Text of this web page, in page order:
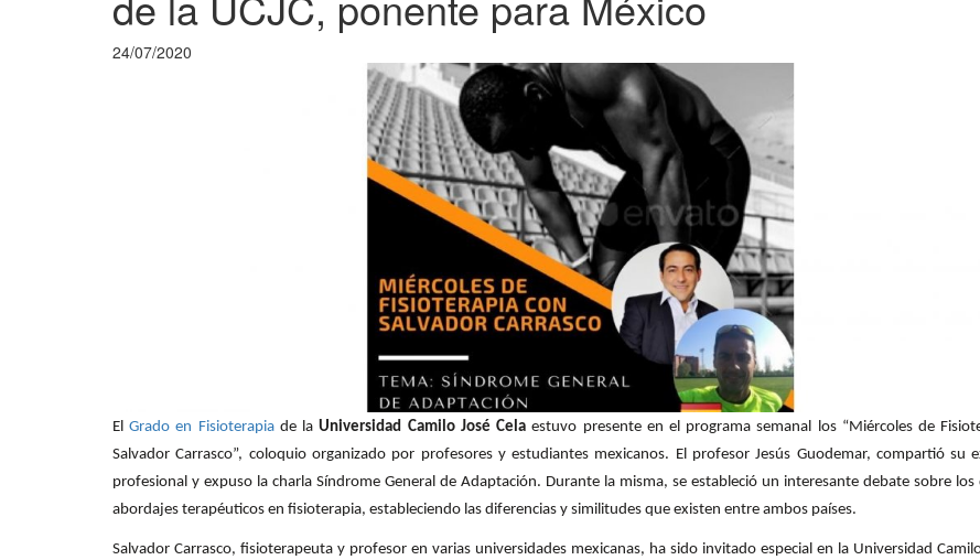
24/07/2020
ElGrado en Fisioterapiade laUniversidad Camilo José Cela estuvo presente en el programa semanal los “Miércoles de
Salvador Carrasco”, coloquio organizado por profesores y estudiantes mexicanos. El profesor Jesús Guodemar, compartió su
profesional y expuso la charla Síndrome General de Adaptación. Durante la misma, se estableció un interesante debate sobre los
abordajes terapéuticos en fisioterapia, estableciendo las diferencias y similitudes que existen entre ambos países.
Salvador Carrasco, fisioterapeuta y profesor en varias universidades mexicanas, ha sido invitado especial en la Universidad